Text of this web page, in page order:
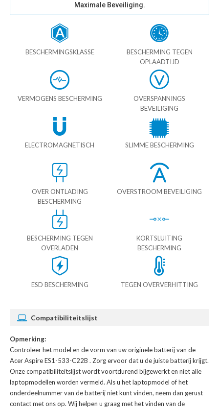
Maximale Beveiliging.
BESCHERMINGSKLASSE
BESCHERMING TEGEN
OPLAADTIJD
VERMOGENS BESCHERMING
OVERSPANNINGS
BEVEILIGING
ELECTROMAGNETISCH SLIMME BESCHERMING
OVER ONTLADING
BESCHERMING
OVERSTROOM BEVEILIGING
BESCHERMING TEGEN
OVERLADEN
KORTSLUITING
BESCHERMING
ESD BESCHERMING TEGEN OVERVERHITTING
Compatibiliteitslijst
Opmerking:
Controleer het model en de vorm van uw originele batterij van de
Acer Aspire ES1-533-C22B . Zorg ervoor dat u de juiste batterij krijgt.
Onze compatibiliteitslijst wordt voortdurend bijgewerkt en niet alle
laptopmodellen worden vermeld. Als u het laptopmodel of het
onderdeelnummer van de batterij niet kunt vinden, neem dan gerust
contact met ons op. Wij helpen u graag met het vinden van de